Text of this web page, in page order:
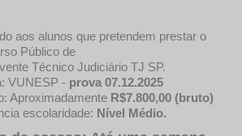
aos alunos que pretendem prestar o
Público de
Técnico Judiciário TJ SP.
VUNESP - prova 07.12.2025
Aproximadamente R$7.800,00 (bruto)
escolaridade: Nível Médio.